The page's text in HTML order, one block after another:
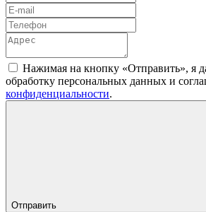
Нажимая на кнопку «Отправить», я
обработку персональных данных и
конфиденциальности.
Отправить